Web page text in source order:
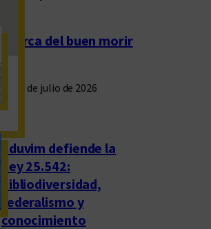
Acerca del buen morir
23 de julio de 2026
Eduvim defiende la
Ley 25.542:
bibliodiversidad,
federalismo y
conocimiento